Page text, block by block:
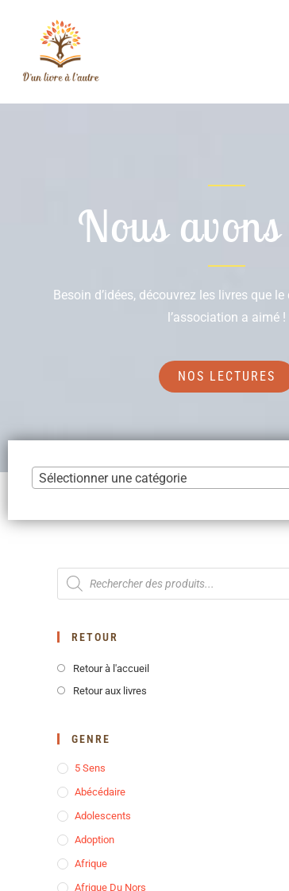
Nous
Besoin d’idées, découvrez les livres que
l’association a aimé !
NOS LECTURES
Sélectionner une catégorie
RETOUR
Retour à l'accueil
Retour aux livres
GENRE
5 Sens
Abécédaire
Adolescents
Adoption
Afrique
Afrique Du Nors